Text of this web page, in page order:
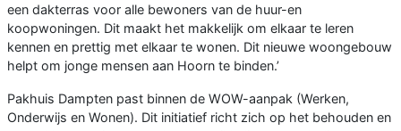
een dakterras voor alle bewoners van de huur-en
koopwoningen. Dit maakt het makkelijk om elkaar te leren
kennen en prettig met elkaar te wonen. Dit nieuwe woongebouw
helpt om jonge mensen aan Hoorn te binden.’
Pakhuis Dampten past binnen de WOW-aanpak (Werken,
Onderwijs en Wonen). Dit initiatief richt zich op het behouden en